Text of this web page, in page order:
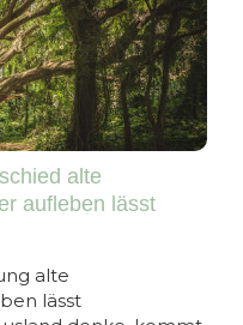
alte
aufleben lässt
alte
lässt